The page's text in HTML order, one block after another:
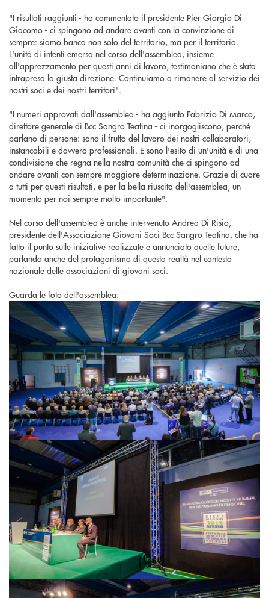
"I risultati raggiunti - ha commentato il presidente Pier Giorgio Di
Giacomo - ci spingono ad andare avanti con la convinzione di
sempre: siamo banca non solo del territorio, ma per il territorio.
L'unità di intenti emersa nel corso dell'assemblea, insieme
all'apprezzamento per questi anni di lavoro, testimoniano che è stata
intrapresa la giusta direzione. Continuiamo a rimanere al servizio dei
nostri soci e dei nostri territori".
"I numeri approvati dall'assemblea - ha aggiunto Fabrizio Di Marco,
direttore generale di Bcc Sangro Teatina - ci inorgogliscono, perché
parlano di persone: sono il frutto del lavoro dei nostri collaboratori,
instancabili e davvero professionali. E sono l'esito di un'unità e di una
condivisione che regna nella nostra comunità che ci spingono ad
andare avanti con sempre maggiore determinazione. Grazie di cuore
a tutti per questi risultati, e per la bella riuscita dell'assemblea, un
momento per noi sempre molto importante".
Nel corso dell'assemblea è anche intervenuto Andrea Di Risio,
presidente dell'Associazione Giovani Soci Bcc Sangro Teatina, che ha
fatto il punto sulle iniziative realizzate e annunciato quelle future,
parlando anche del protagonismo di questa realtà nel contesto
nazionale delle associazioni di giovani soci.
Guarda le foto dell'assemblea: